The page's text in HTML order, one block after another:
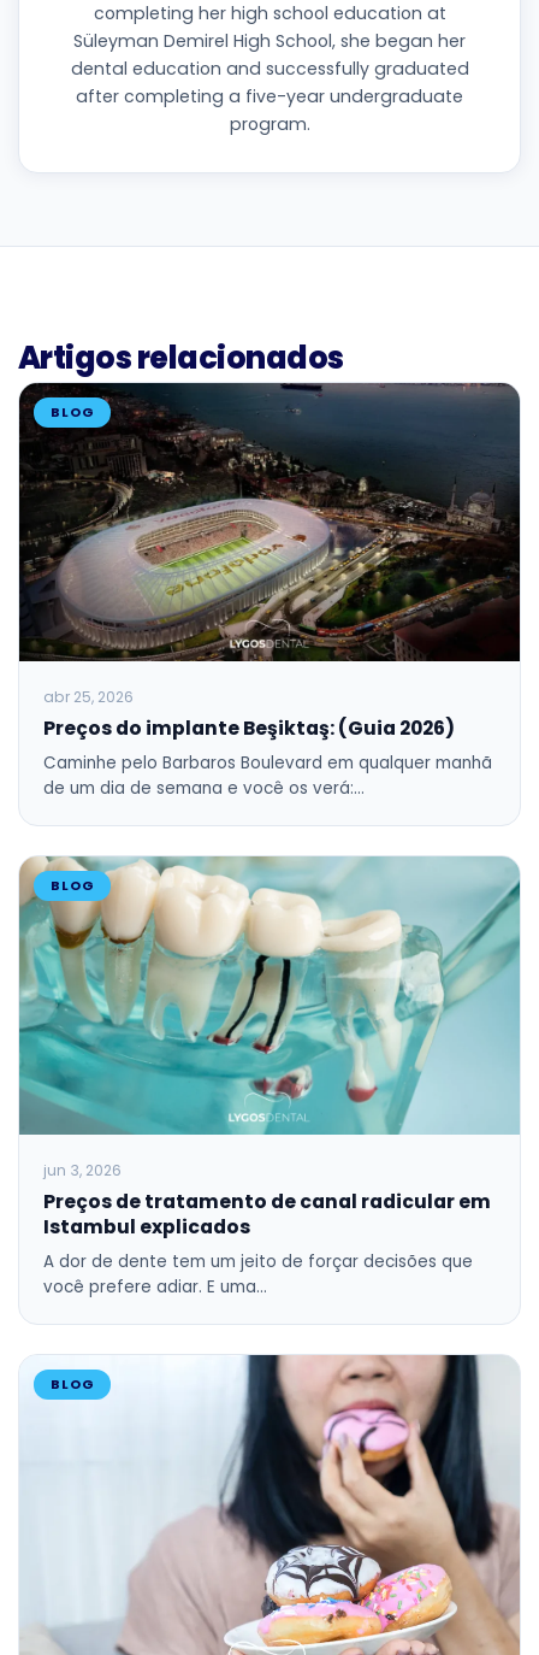
completing her high school education at
Süleyman Demirel High School, she began her
dental education and successfully graduated
after completing a five-year undergraduate
program.
Artigos relacionados
BLOG
abr 25, 2026
Preços do implante Beşiktaş: (Guia 2026)
Caminhe pelo Barbaros Boulevard em qualquer manhã
de um dia de semana e você os verá:…
BLOG
jun 3, 2026
Preços de tratamento de canal radicular em
Istambul explicados
A dor de dente tem um jeito de forçar decisões que
você prefere adiar. E uma…
BLOG